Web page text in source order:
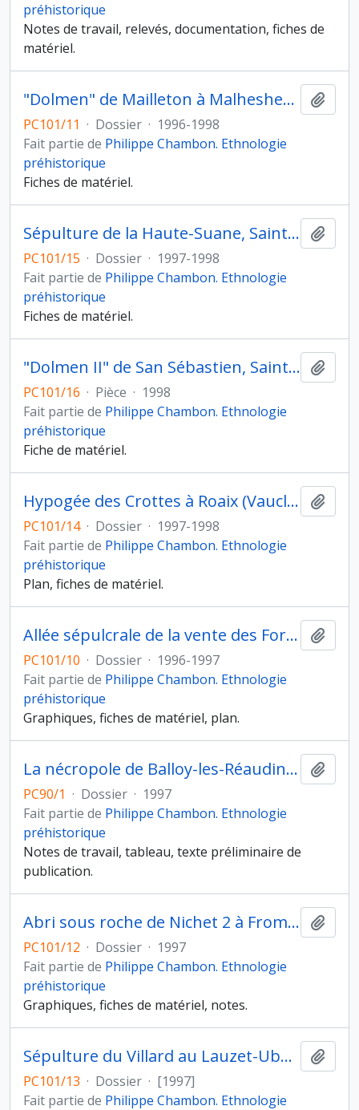
préhistorique
Notes de travail, relevés, documentation, fiches de
matériel.
"Dolmen" de Mailleton à Malhesherbes (Loiret)
PC101/11 · Dossier · 1996-1998
Fait partie de Philippe Chambon. Ethnologie
préhistorique
Fiches de matériel.
Sépulture de la Haute-Suane, Sainte-Maxime, Grimaud (Var)
PC101/15 · Dossier · 1997-1998
Fait partie de Philippe Chambon. Ethnologie
préhistorique
Fiches de matériel.
"Dolmen II" de San Sébastien, Sainte-Maxime, Plan-de-la-Tour (Var)
PC101/16 · Pièce · 1998
Fait partie de Philippe Chambon. Ethnologie
préhistorique
Fiche de matériel.
Hypogée des Crottes à Roaix (Vaucluse)
PC101/14 · Dossier · 1997-1998
Fait partie de Philippe Chambon. Ethnologie
préhistorique
Plan, fiches de matériel.
Allée sépulcrale de la vente des Forts de Mauny (Seine-Maritime)
PC101/10 · Dossier · 1996-1997
Fait partie de Philippe Chambon. Ethnologie
préhistorique
Graphiques, fiches de matériel, plan.
La nécropole de Balloy-les-Réaudins, approche archéo-anthropologique
PC90/1 · Dossier · 1997
Fait partie de Philippe Chambon. Ethnologie
préhistorique
Notes de travail, tableau, texte préliminaire de
publication.
Abri sous roche de Nichet 2 à Fromelennes (Ardennes)
PC101/12 · Dossier · 1997
Fait partie de Philippe Chambon. Ethnologie
préhistorique
Graphiques, fiches de matériel, notes.
Sépulture du Villard au Lauzet-Ubaye (Alpes de Haute-Provence)
PC101/13 · Dossier · [1997]
Fait partie de Philippe Chambon. Ethnologie